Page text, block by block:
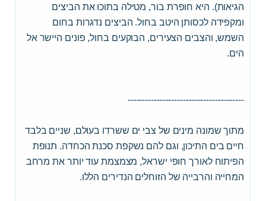
הגיאות). היא חופרת בור, מטילה בתוכו את הביצים
ומקפידה לכסותן היטב בחול. הביצים נדגרות בחום
השמש, והצבים הצעירים, הבוקעים בחול, פונים היישר אל
הים.
----------------------------------------
מתוך שמונה מינים של צבי ים ששרדו בעולם, שניים בלבד
חיים בים התיכון, וגם להם נשקפת סכנת הכחדה. תנופת
הפיתוח לאורך חופי ישראל, מצמצמת עוד יותר את מרחב
המחייה והרבייה של הזוחלים הנדירים הללו.